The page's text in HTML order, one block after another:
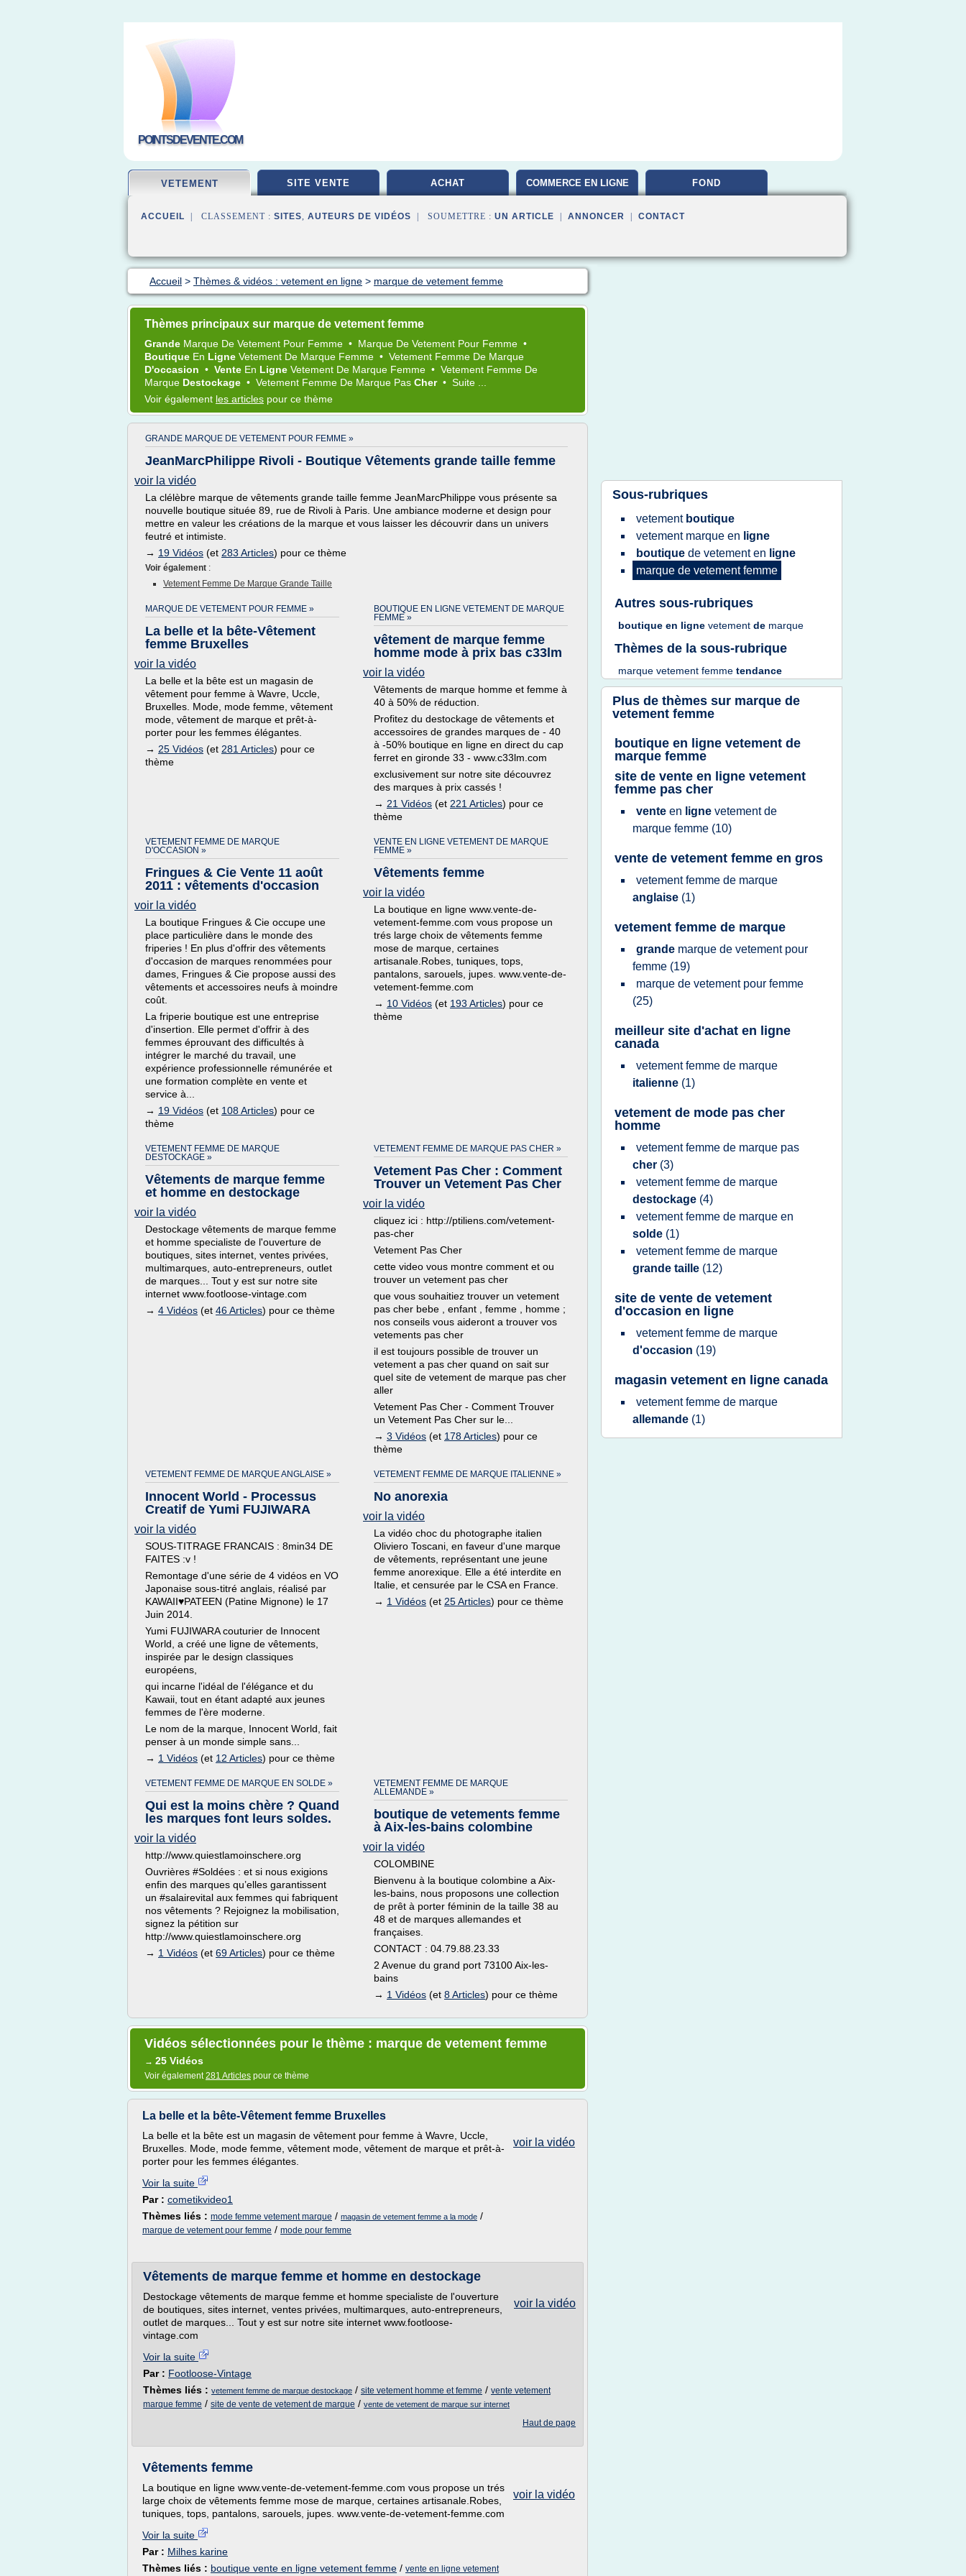
POINTSDEVENTE.COM
VETEMENT SITE VENTE ACHAT COMMERCE EN LIGNE FOND
ACCUEIL | CLASSEMENT : SITES, AUTEURS DE VIDÉOS | SOUMETTRE : UN ARTICLE ANNONCER CONTACT
Accueil > Thèmes & vidéos : vetement en ligne > marque de vetement femme
Thèmes principaux sur marque de vetement femme
Grande Marque De Vetement Pour Femme • Marque De Vetement Pour Femme •
Boutique En Ligne Vetement De Marque Femme • Vetement Femme De Marque
D'occasion • Vente En Ligne Vetement De Marque Femme • Vetement Femme De
Marque Destockage • Vetement Femme De Marque Pas Cher • Suite ...
Voir également les articles pour ce thème
GRANDE MARQUE DE VETEMENT POUR FEMME »
JeanMarcPhilippe Rivoli - Boutique Vêtements grande taille femme
voir la vidéo
La clélèbre marque de vêtements grande taille femme JeanMarcPhilippe vous présente sa
nouvelle boutique située 89, rue de Rivoli à Paris. Une ambiance moderne et design pour
mettre en valeur les créations de la marque et vous laisser les découvrir dans un univers
feutré et intimiste.
→ 19 Vidéos (et 283 Articles) pour ce thème
Voir également :
Vetement Femme De Marque Grande Taille
MARQUE DE VETEMENT POUR FEMME »
La belle et la bête-Vêtement
femme Bruxelles
voir la vidéo
La belle et la bête est un magasin de
vêtement pour femme à Wavre, Uccle,
Bruxelles. Mode, mode femme, vêtement
mode, vêtement de marque et prêt-à-
porter pour les femmes élégantes.
→ 25 Vidéos (et 281 Articles) pour ce
thème
BOUTIQUE EN LIGNE VETEMENT DE MARQUE
FEMME »
vêtement de marque femme
homme mode à prix bas c33lm
voir la vidéo
Vêtements de marque homme et femme à
40 à 50% de réduction.
Profitez du destockage de vêtements et
accessoires de grandes marques de - 40
à -50% boutique en ligne en direct du cap
ferret en gironde 33 - www.c33lm.com
exclusivement sur notre site découvrez
des marques à prix cassés !
→ 21 Vidéos (et 221 Articles) pour ce
thème
VETEMENT FEMME DE MARQUE
D'OCCASION »
Fringues & Cie Vente 11 août
2011 : vêtements d'occasion
voir la vidéo
La boutique Fringues & Cie occupe une
place particulière dans le monde des
friperies ! En plus d'offrir des vêtements
d'occasion de marques renommées pour
dames, Fringues & Cie propose aussi des
vêtements et accessoires neufs à moindre
coût.
La friperie boutique est une entreprise
d'insertion. Elle permet d'offrir à des
femmes éprouvant des difficultés à
intégrer le marché du travail, une
expérience professionnelle rémunérée et
une formation complète en vente et
service à...
→ 19 Vidéos (et 108 Articles) pour ce
thème
VENTE EN LIGNE VETEMENT DE MARQUE
FEMME »
Vêtements femme
voir la vidéo
La boutique en ligne www.vente-de-
vetement-femme.com vous propose un
trés large choix de vêtements femme
mose de marque, certaines
artisanale.Robes, tuniques, tops,
pantalons, sarouels, jupes. www.vente-de-
vetement-femme.com
→ 10 Vidéos (et 193 Articles) pour ce
thème
VETEMENT FEMME DE MARQUE
DESTOCKAGE »
Vêtements de marque femme
et homme en destockage
voir la vidéo
Destockage vêtements de marque femme
et homme specialiste de l'ouverture de
boutiques, sites internet, ventes privées,
multimarques, auto-entrepreneurs, outlet
de marques... Tout y est sur notre site
internet www.footloose-vintage.com
→ 4 Vidéos (et 46 Articles) pour ce thème
VETEMENT FEMME DE MARQUE PAS CHER »
Vetement Pas Cher : Comment
Trouver un Vetement Pas Cher
voir la vidéo
cliquez ici : http://ptiliens.com/vetement-
pas-cher
Vetement Pas Cher
cette video vous montre comment et ou
trouver un vetement pas cher
que vous souhaitiez trouver un vetement
pas cher bebe , enfant , femme , homme ;
nos conseils vous aideront a trouver vos
vetements pas cher
il est toujours possible de trouver un
vetement a pas cher quand on sait sur
quel site de vetement de marque pas cher
aller
Vetement Pas Cher - Comment Trouver
un Vetement Pas Cher sur le...
→ 3 Vidéos (et 178 Articles) pour ce
thème
VETEMENT FEMME DE MARQUE ANGLAISE »
Innocent World - Processus
Creatif de Yumi FUJIWARA
voir la vidéo
SOUS-TITRAGE FRANCAIS : 8min34 DE
FAITES :v !
Remontage d'une série de 4 vidéos en VO
Japonaise sous-titré anglais, réalisé par
KAWAII♥PATEEN (Patine Mignone) le 17
Juin 2014.
Yumi FUJIWARA couturier de Innocent
World, a créé une ligne de vêtements,
inspirée par le design classiques
européens,
qui incarne l'idéal de l'élégance et du
Kawaii, tout en étant adapté aux jeunes
femmes de l'ère moderne.
Le nom de la marque, Innocent World, fait
penser à un monde simple sans...
→ 1 Vidéos (et 12 Articles) pour ce thème
VETEMENT FEMME DE MARQUE ITALIENNE »
No anorexia
voir la vidéo
La vidéo choc du photographe italien
Oliviero Toscani, en faveur d'une marque
de vêtements, représentant une jeune
femme anorexique. Elle a été interdite en
Italie, et censurée par le CSA en France.
→ 1 Vidéos (et 25 Articles) pour ce thème
VETEMENT FEMME DE MARQUE EN SOLDE »
Qui est la moins chère ? Quand
les marques font leurs soldes.
voir la vidéo
http://www.quiestlamoinschere.org
Ouvrières #Soldées : et si nous exigions
enfin des marques qu’elles garantissent
un #salairevital aux femmes qui fabriquent
nos vêtements ? Rejoignez la mobilisation,
signez la pétition sur
http://www.quiestlamoinschere.org
→ 1 Vidéos (et 69 Articles) pour ce thème
VETEMENT FEMME DE MARQUE
ALLEMANDE »
boutique de vetements femme
à Aix-les-bains colombine
voir la vidéo
COLOMBINE
Bienvenu à la boutique colombine a Aix-
les-bains, nous proposons une collection
de prêt à porter féminin de la taille 38 au
48 et de marques allemandes et
françaises.
CONTACT : 04.79.88.23.33
2 Avenue du grand port 73100 Aix-les-
bains
→ 1 Vidéos (et 8 Articles) pour ce thème
Vidéos sélectionnées pour le thème : marque de vetement femme
→ 25 Vidéos
Voir également281 Articles pour ce thème
La belle et la bête-Vêtement femme Bruxelles
voir la vidéo
La belle et la bête est un magasin de vêtement pour femme à Wavre, Uccle,
Bruxelles. Mode, mode femme, vêtement mode, vêtement de marque et prêt-à-
porter pour les femmes élégantes.
Voir la suite
Par : cometikvideo1
Thèmes liés : mode femme vetement marque / magasin de vetement femme a la mode /
marque de vetement pour femme / mode pour femme
Vêtements de marque femme et homme en destockage
voir la vidéo
Destockage vêtements de marque femme et homme specialiste de l'ouverture
de boutiques, sites internet, ventes privées, multimarques, auto-entrepreneurs,
outlet de marques... Tout y est sur notre site internet www.footloose-
vintage.com
Voir la suite
Par : Footloose-Vintage
Thèmes liés : vetement femme de marque destockage / site vetement homme et femme / vente vetement
marque femme / site de vente de vetement de marque / vente de vetement de marque sur internet
Haut de page
Vêtements femme
voir la vidéo
La boutique en ligne www.vente-de-vetement-femme.com vous propose un trés
large choix de vêtements femme mose de marque, certaines artisanale.Robes,
tuniques, tops, pantalons, sarouels, jupes. www.vente-de-vetement-femme.com
Voir la suite
Par : Milhes karine
Thèmes liés : boutique vente en ligne vetement femme / vente en ligne vetement
Sous-rubriques
vetement boutique
vetement marque en ligne
boutique de vetementen ligne
marque de vetement femme
Autres sous-rubriques
boutique en ligne vetement de marque
Thèmes de la sous-rubrique
marque vetement femme tendance
Plus de thèmes sur marque de
vetement femme
boutique en ligne vetement de
marque femme
site de vente en ligne vetement
femme pas cher
vente en ligne vetementde
marque femme (10)
vente de vetement femme en gros
vetement femme de marque
anglaise (1)
vetement femme de marque
grande marque de vetement pour
femme (19)
marque de vetement pour femme
(25)
meilleur site d'achat en ligne
canada
vetement femme de marque
italienne (1)
vetement de mode pas cher
homme
vetement femme de marque pas
cher (3)
vetement femme de marque
destockage (4)
vetement femme de marque en
solde (1)
vetement femme de marque
grande taille (12)
site de vente de vetement
d'occasion en ligne
vetement femme de marque
d'occasion (19)
magasin vetement en ligne canada
vetement femme de marque
allemande (1)